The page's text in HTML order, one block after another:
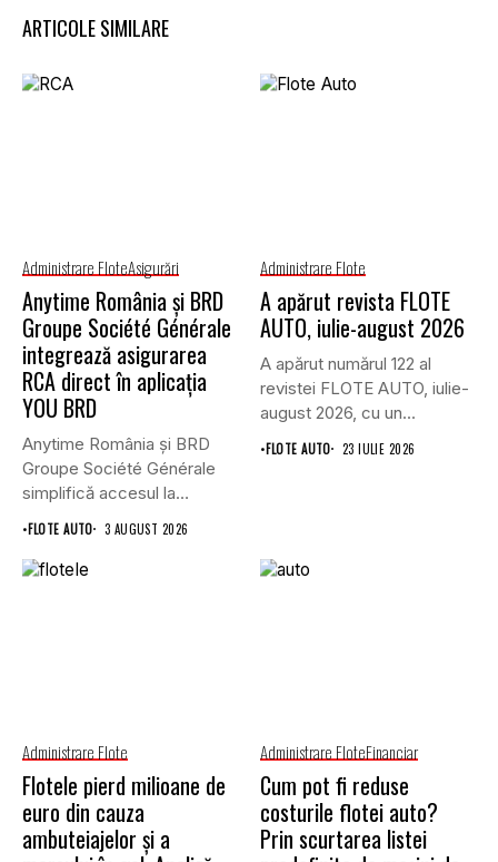
ARTICOLE SIMILARE
Administrare FloteAsigurări
Anytime România și BRD
Groupe Société Générale
integrează asigurarea
RCA direct în aplicația
YOU BRD
Anytime România și BRD
Groupe Société Générale
simplifică accesul la
asigurările auto...
•FLOTE AUTO 3 AUGUST 2026
Administrare Flote
A apărut revista FLOTE
AUTO, iulie-august 2026
A apărut numărul 122 al
revistei FLOTE AUTO, iulie-
august 2026, cu un...
•FLOTE AUTO 23 IULIE 2026
Administrare Flote
Flotele pierd milioane de
euro din cauza
ambuteiajelor și a
Administrare FloteFinanciar
Cum pot fi reduse
costurile flotei auto?
Prin scurtarea listei